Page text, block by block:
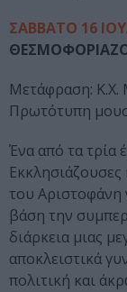
ΣΑΒΒΑΤΟ 16
Μετάφραση: Κ.Χ.
Πρωτότυπη
Ένα από τα τρία
του Αριστοφάνη
βάση την
διάρκεια μιας
αποκλειστικά
πολιτική και